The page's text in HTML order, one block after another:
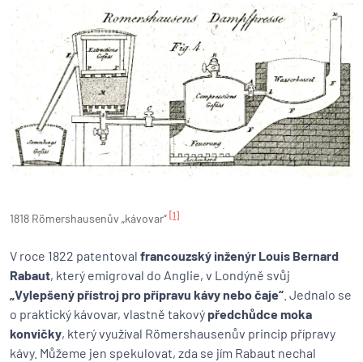
1818 Römershausenův „kávovar“ [1]
V roce 1822 patentoval francouzský inženýr Louis Bernard
Rabaut, který emigroval do Anglie, v Londýně svůj
„Vylepšený přístroj pro přípravu kávy nebo čaje“ . Jednalo se
o praktický kávovar, vlastně takový předchůdce moka
konvičky, který využíval Römershausenův princip přípravy
kávy. Můžeme jen spekulovat, zda se jím Rabaut nechal